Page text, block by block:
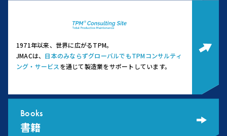
1971年以来、世界に広がるTPM。
JMACは、 日本のみならずグローバルでもTPMコンサルティ
ング・サービス を通じて製造業をサポートしています。
Books
書籍